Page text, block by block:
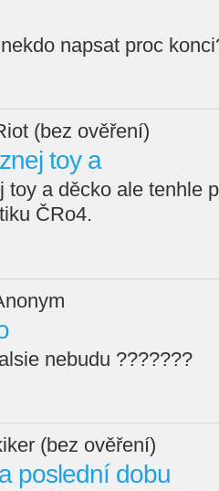
napsat proc
(bez ověření)
toy a
toy a děcko ale tenhle
ČRo4.
nebudu ???????
(bez ověření)
poslední dobu